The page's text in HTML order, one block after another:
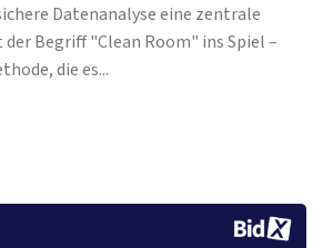
Datenanalyse eine zentrale
Begriff "Clean Room" ins Spiel –
die es...